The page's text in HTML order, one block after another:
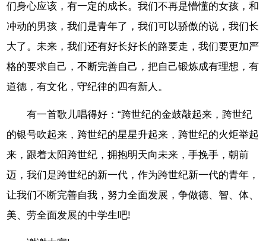
们身心应该，有一定的成长。我们不再是懵懂的女孩，和
冲动的男孩，我们是青年了，我们可以骄傲的说，我们长
大了。未来，我们还有好长好长的路要走，我们要更加严
格的要求自己，不断完善自己，把自己锻炼成有理想，有
道德，有文化，守纪律的四有新人。
有一首歌儿唱得好：“跨世纪的金鼓敲起来，跨世纪
的银号吹起来，跨世纪的星星升起来，跨世纪的火炬举起
来，跟着太阳跨世纪，拥抱明天向未来，手挽手，朝前
迈，我们是跨世纪的新一代，作为跨世纪新一代的青年，
让我们不断完善自我，努力全面发展，争做德、智、体、
美、劳全面发展的中学生吧!